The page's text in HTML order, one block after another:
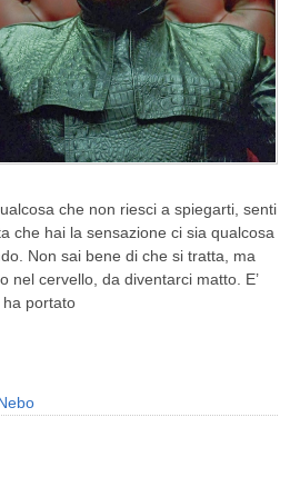
che non riesci a spiegarti, senti
che hai la sensazione ci sia qualcosa
Non sai bene di che si tratta, ma
nel cervello, da diventarci matto. E’
portato